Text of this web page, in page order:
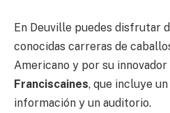
En Deuville puedes disfrutar
conocidas carreras de
Americano y por su
Franciscaines, que incluye
información y un auditorio.